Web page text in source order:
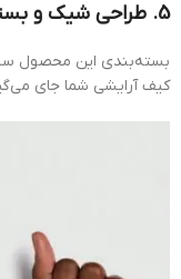
5. طراحی شیک و بسته‌بندی کم‌حجم
بسته‌بندی این محصول
کیف آرایشی شما جای